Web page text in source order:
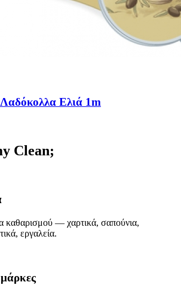
Ελιά 1m
Clean;
καθαρισμού — χαρτικά, σαπούνια,
εργαλεία.